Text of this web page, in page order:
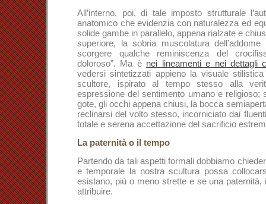
All’interno, poi, di tale imposto strutturale
anatomico che evidenzia con naturalezza ed
solide gambe in parallelo, appena rialzate e
superiore, la sobria muscolatura
scorgere qualche reminiscenza del
doloroso”. Ma è nei lineamenti e nei dettagli
vedersi sintetizzati appieno la visuale
scultore, ispirato al tempo stesso alla
espressione del sentimento umano e religioso;
gote, gli occhi appena chiusi, la bocca
reclinarsi del volto stesso, incorniciato dai
totale e serena accettazione del sacrificio
La paternità o il tempo
Partendo da tali aspetti formali dobbiamo
e temporale la nostra scultura possa
esistano, più o meno strette e se una
attribuire.